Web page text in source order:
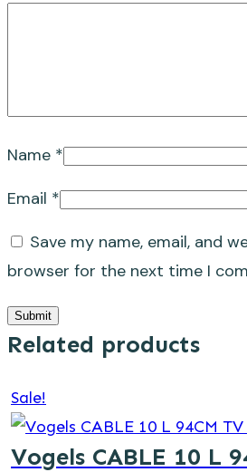
Name *
Email *
Save my name, email, and
browser for the next time I
Submit
Related products
Sale!
Vogels CABLE 10 L